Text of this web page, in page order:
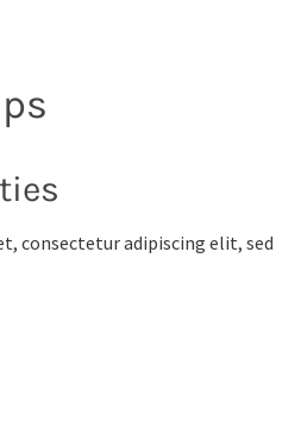
consectetur adipiscing elit, sed